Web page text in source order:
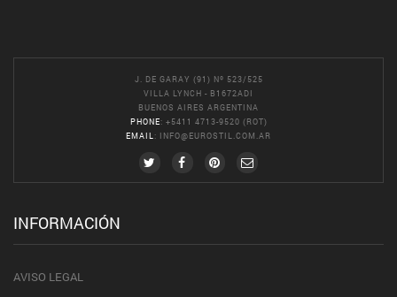
J. DE GARAY (91) Nº 523/525
VILLA LYNCH - B1672ADI
BUENOS AIRES ARGENTINA
PHONE: +5411 4713-9520 (ROT)
EMAIL : INFO@EUROSTIL.COM.AR
INFORMACIÓN
AVISO LEGAL